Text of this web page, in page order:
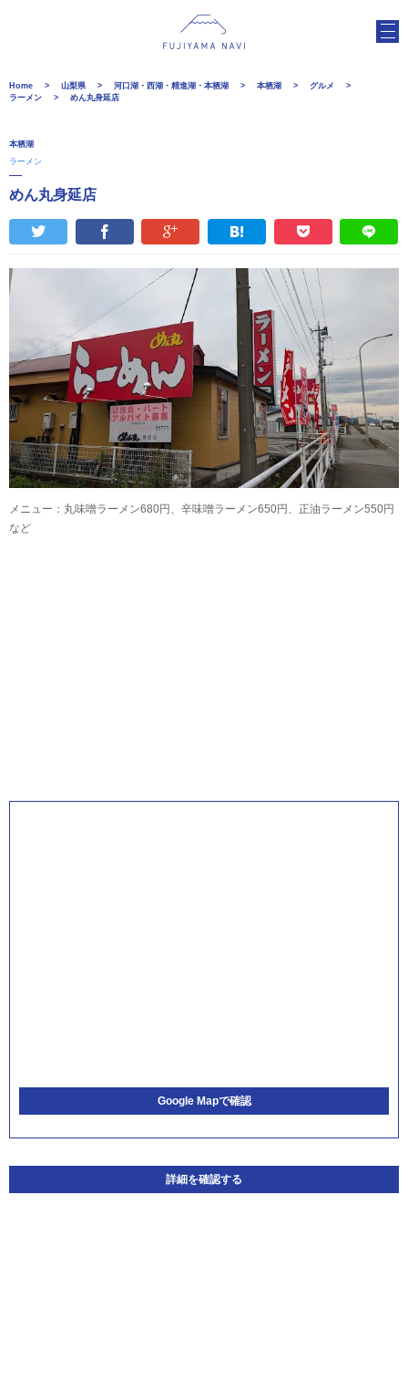
Home 山梨県 河口湖・西湖・精進湖・本栖湖 本栖湖
グルメ
ラーメン
めん丸身延店
本栖湖
ラーメン
めん丸身延店
メニュー：丸味噌ラーメン680円、辛味噌ラーメン650円、正油ラーメン550円
など
Google Mapで確認
詳細を確認する